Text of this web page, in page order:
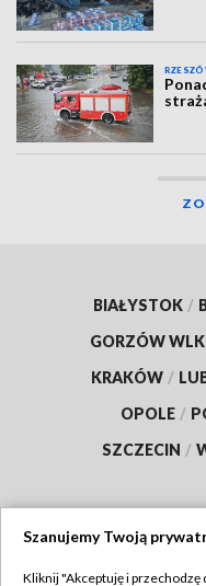
BIAŁYSTOK /
GORZÓW
KRAKÓW /
OPOLE /
SZCZECIN /
Szanujemy Twoją
Kliknij "Akceptuję i przechodzę